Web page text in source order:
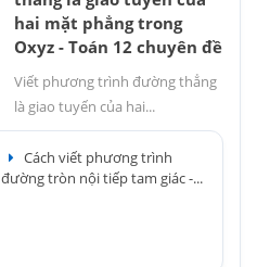
hai mặt phẳng trong
Oxyz - Toán 12 chuyên đề
Viết phương trình đường thẳng
là giao tuyến của hai...
Cách viết phương trình
đường tròn nội tiếp tam giác -...